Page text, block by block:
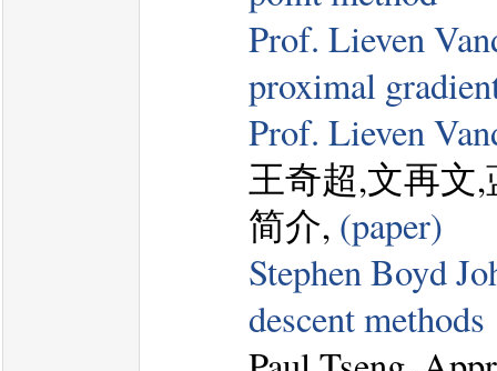
Prof. Lieven
proximal
Prof. Lieven
王奇超,文再文
简介, (paper)
Stephen Boyd
descent methods